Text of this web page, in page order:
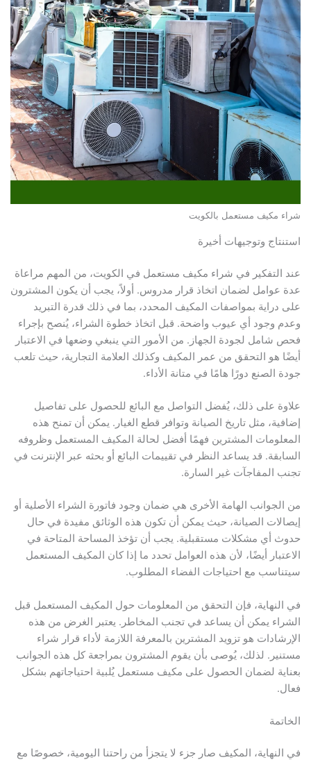
شراء مكيف مستعمل بالكويت
استنتاج وتوجيهات أخيرة
عند التفكير في شراء مكيف مستعمل في الكويت، من المهم مراعاة
عدة عوامل لضمان اتخاذ قرار مدروس. أولاً، يجب أن يكون المشترون
على دراية بمواصفات المكيف المحدد، بما في ذلك قدرة التبريد
وعدم وجود أي عيوب واضحة. قبل اتخاذ خطوة الشراء، يُنصح بإجراء
فحص شامل لجودة الجهاز. من الأمور التي ينبغي وضعها في الاعتبار
أيضًا هو التحقق من عمر المكيف وكذلك العلامة التجارية، حيث تلعب
جودة الصنع دورًا هامًا في متانة الأداء.
علاوة على ذلك، يُفضل التواصل مع البائع للحصول على تفاصيل
إضافية، مثل تاريخ الصيانة وتوافر قطع الغيار. يمكن أن تمنح هذه
المعلومات المشترين فهمًا أفضل لحالة المكيف المستعمل وظروفه
السابقة. قد يساعد النظر في تقييمات البائع أو بحثه عبر الإنترنت في
تجنب المفاجآت غير السارة.
من الجوانب الهامة الأخرى هي ضمان وجود فاتورة الشراء الأصلية أو
إيصالات الصيانة، حيث يمكن أن تكون هذه الوثائق مفيدة في حال
حدوث أي مشكلات مستقبلية. يجب أن تؤخذ المساحة المتاحة في
الاعتبار أيضًا، لأن هذه العوامل تحدد ما إذا كان المكيف المستعمل
سيتناسب مع احتياجات الفضاء المطلوب.
في النهاية، فإن التحقق من المعلومات حول المكيف المستعمل قبل
الشراء يمكن أن يساعد في تجنب المخاطر. يعتبر الغرض من هذه
الإرشادات هو تزويد المشترين بالمعرفة اللازمة لأداء قرار شراء
مستنير. لذلك، يُوصى بأن يقوم المشترون بمراجعة كل هذه الجوانب
بعناية لضمان الحصول على مكيف مستعمل يُلبية احتياجاتهم بشكل
فعال.
الخاتمة
في النهاية، المكيف صار جزء لا يتجزأ من راحتنا اليومية، خصوصًا مع